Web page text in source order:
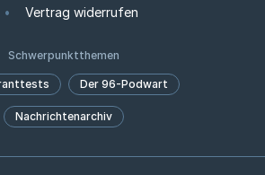
Vertrag widerrufen
Schwerpunktthemen
Der 96-Podwart
Nachrichtenarchiv